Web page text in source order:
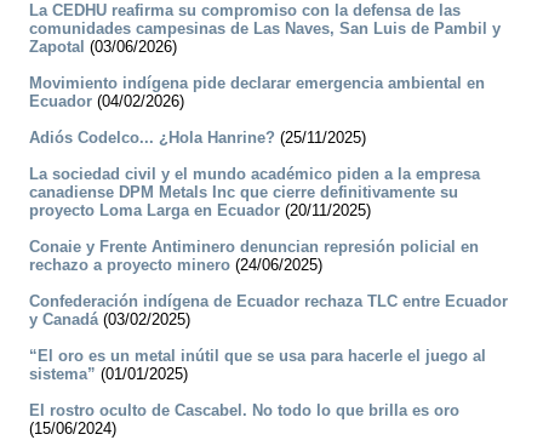
La CEDHU reafirma su compromiso con la defensa de las
comunidades campesinas de Las Naves, San Luis de Pambil y
Zapotal (03/06/2026)
Movimiento indígena pide declarar emergencia ambiental en
Ecuador (04/02/2026)
­Adiós Codelco... ¿Hola Hanrine? (25/11/2025)
La sociedad civil y el mundo académico piden a la empresa
canadiense DPM Metals Inc que cierre definitivamente su
proyecto Loma Larga en Ecuador (20/11/2025)
Conaie y Frente Antiminero denuncian represión policial en
rechazo a proyecto minero (24/06/2025)
Confederación indígena de Ecuador rechaza TLC entre Ecuador
y Canadá(03/02/2025)
“El oro es un metal inútil que se usa para hacerle el juego al
sistema” (01/01/2025)
­El rostro oculto de Cascabel. No todo lo que brilla es oro
(15/06/2024)